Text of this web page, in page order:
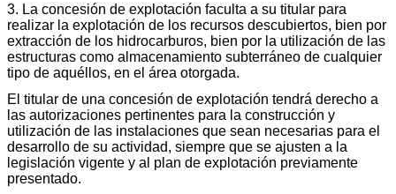
3. La concesión de explotación faculta a su titular para
realizar la explotación de los recursos descubiertos, bien por
extracción de los hidrocarburos, bien por la utilización de las
estructuras como almacenamiento subterráneo de cualquier
tipo de aquéllos, en el área otorgada.
El titular de una concesión de explotación tendrá derecho a
las autorizaciones pertinentes para la construcción y
utilización de las instalaciones que sean necesarias para el
desarrollo de su actividad, siempre que se ajusten a la
legislación vigente y al plan de explotación previamente
presentado.